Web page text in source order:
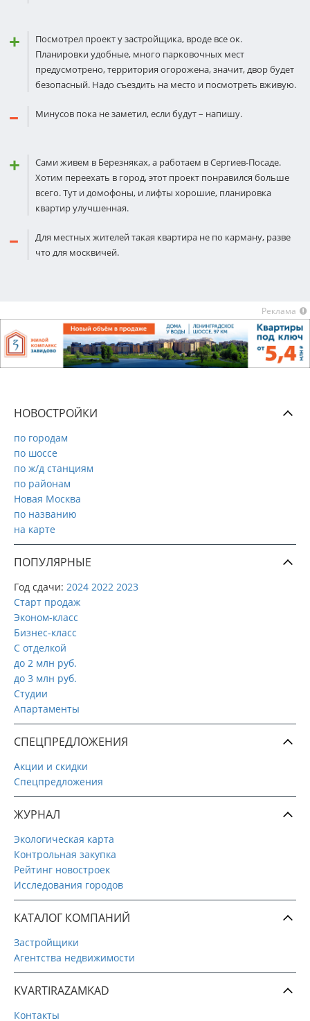
Посмотрел проект у застройщика, вроде все ок.
Планировки удобные, много парковочных мест
предусмотрено, территория огорожена, значит, двор будет
безопасный. Надо съездить на место и посмотреть вживую.
Минусов пока не заметил, если будут – напишу.
Сами живем в Березняках, а работаем в Сергиев-Посаде.
Хотим переехать в город, этот проект понравился больше
всего. Тут и домофоны, и лифты хорошие, планировка
квартир улучшенная.
Для местных жителей такая квартира не по карману, разве
что для москвичей.
Реклама
НОВОСТРОЙКИ
по городам
по шоссе
по ж/д станциям
по районам
Новая Москва
по названию
на карте
ПОПУЛЯРНЫЕ
Год сдачи: 2024 2022 2023
Старт продаж
Эконом-класс
Бизнес-класс
С отделкой
до 2 млн руб.
до 3 млн руб.
Студии
Апартаменты
СПЕЦПРЕДЛОЖЕНИЯ
Акции и скидки
Спецпредложения
ЖУРНАЛ
Экологическая карта
Контрольная закупка
Рейтинг новостроек
Исследования городов
КАТАЛОГ КОМПАНИЙ
Застройщики
Агентства недвижимости
KVARTIRAZAMKAD
Контакты